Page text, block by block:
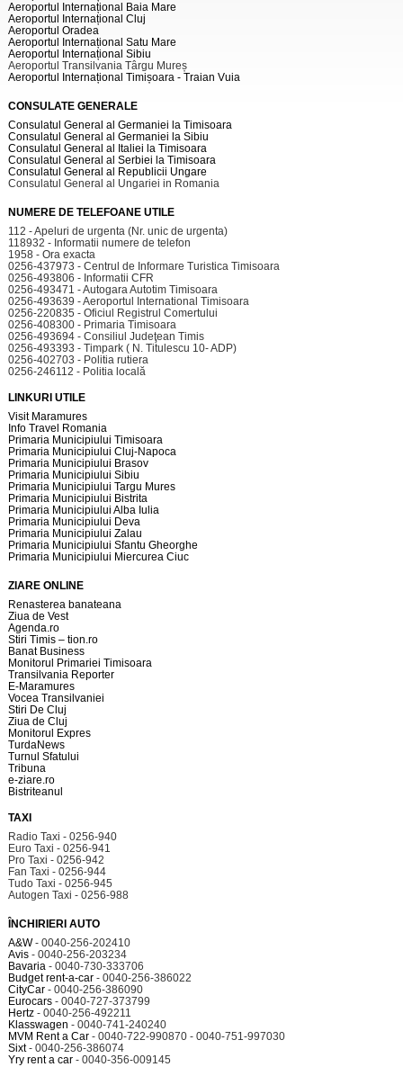
Aeroportul Internațional Baia Mare
Aeroportul Internațional Cluj
Aeroportul Oradea
Aeroportul Internațional Satu Mare
Aeroportul Internațional Sibiu
Aeroportul Transilvania Târgu Mureș
Aeroportul Internațional Timișoara - Traian Vuia
CONSULATE GENERALE
Consulatul General al Germaniei la Timisoara
Consulatul General al Germaniei la Sibiu
Consulatul General al Italiei la Timisoara
Consulatul General al Serbiei la Timisoara
Consulatul General al Republicii Ungare
Consulatul General al Ungariei in Romania
NUMERE DE TELEFOANE UTILE
112 - Apeluri de urgenta (Nr. unic de urgenta)
118932 - Informatii numere de telefon
1958 - Ora exacta
0256-437973 - Centrul de Informare Turistica Timisoara
0256-493806 - Informatii CFR
0256-493471 - Autogara Autotim Timisoara
0256-493639 - Aeroportul International Timisoara
0256-220835 - Oficiul Registrul Comertului
0256-408300 - Primaria Timisoara
0256-493694 - Consiliul Judeţean Timis
0256-493393 - Timpark ( N. Titulescu 10- ADP)
0256-402703 - Politia rutiera
0256-246112 - Politia locală
LINKURI UTILE
Visit Maramures
Info Travel Romania
Primaria Municipiului Timisoara
Primaria Municipiului Cluj-Napoca
Primaria Municipiului Brasov
Primaria Municipiului Sibiu
Primaria Municipiului Targu Mures
Primaria Municipiului Bistrita
Primaria Municipiului Alba Iulia
Primaria Municipiului Deva
Primaria Municipiului Zalau
Primaria Municipiului Sfantu Gheorghe
Primaria Municipiului Miercurea Ciuc
ZIARE ONLINE
Renasterea banateana
Ziua de Vest
Agenda.ro
Stiri Timis – tion.ro
Banat Business
Monitorul Primariei Timisoara
Transilvania Reporter
E-Maramures
Vocea Transilvaniei
Stiri De Cluj
Ziua de Cluj
Monitorul Expres
TurdaNews
Turnul Sfatului
Tribuna
e-ziare.ro
Bistriteanul
TAXI
Radio Taxi - 0256-940
Euro Taxi - 0256-941
Pro Taxi - 0256-942
Fan Taxi - 0256-944
Tudo Taxi - 0256-945
Autogen Taxi - 0256-988
ÎNCHIRIERI AUTO
A&W- 0040-256-202410
Avis- 0040-256-203234
Bavaria - 0040-730-333706
Budget rent-a-car- 0040-256-386022
CityCar- 0040-256-386090
Eurocars- 0040-727-373799
Hertz- 0040-256-492211
Klasswagen - 0040-741-240240
MVM Rent a Car- 0040-722-990870 - 0040-751-997030
Sixt- 0040-256-386074
Yry rent a car- 0040-356-009145